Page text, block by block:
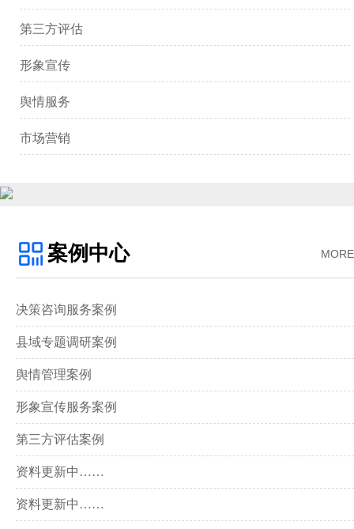
第三方评估
形象宣传
舆情服务
市场营销
MORE
案例中心
决策咨询服务案例
县域专题调研案例
舆情管理案例
形象宣传服务案例
第三方评估案例
资料更新中……
资料更新中……